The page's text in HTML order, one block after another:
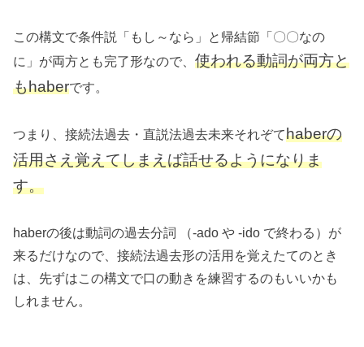
この構文で条件説「もし～なら」と帰結節「〇〇なの
に」が両方とも完了形なので、使われる動詞が両方と
もhaberです。
つまり、接続法過去・直説法過去未来それぞてhaberの
活用さえ覚えてしまえば話せるようになりま
す。
haberの後は動詞の過去分詞 （-ado や -ido で終わる）が
来るだけなので、接続法過去形の活用を覚えたてのとき
は、先ずはこの構文で口の動きを練習するのもいいかも
しれません。